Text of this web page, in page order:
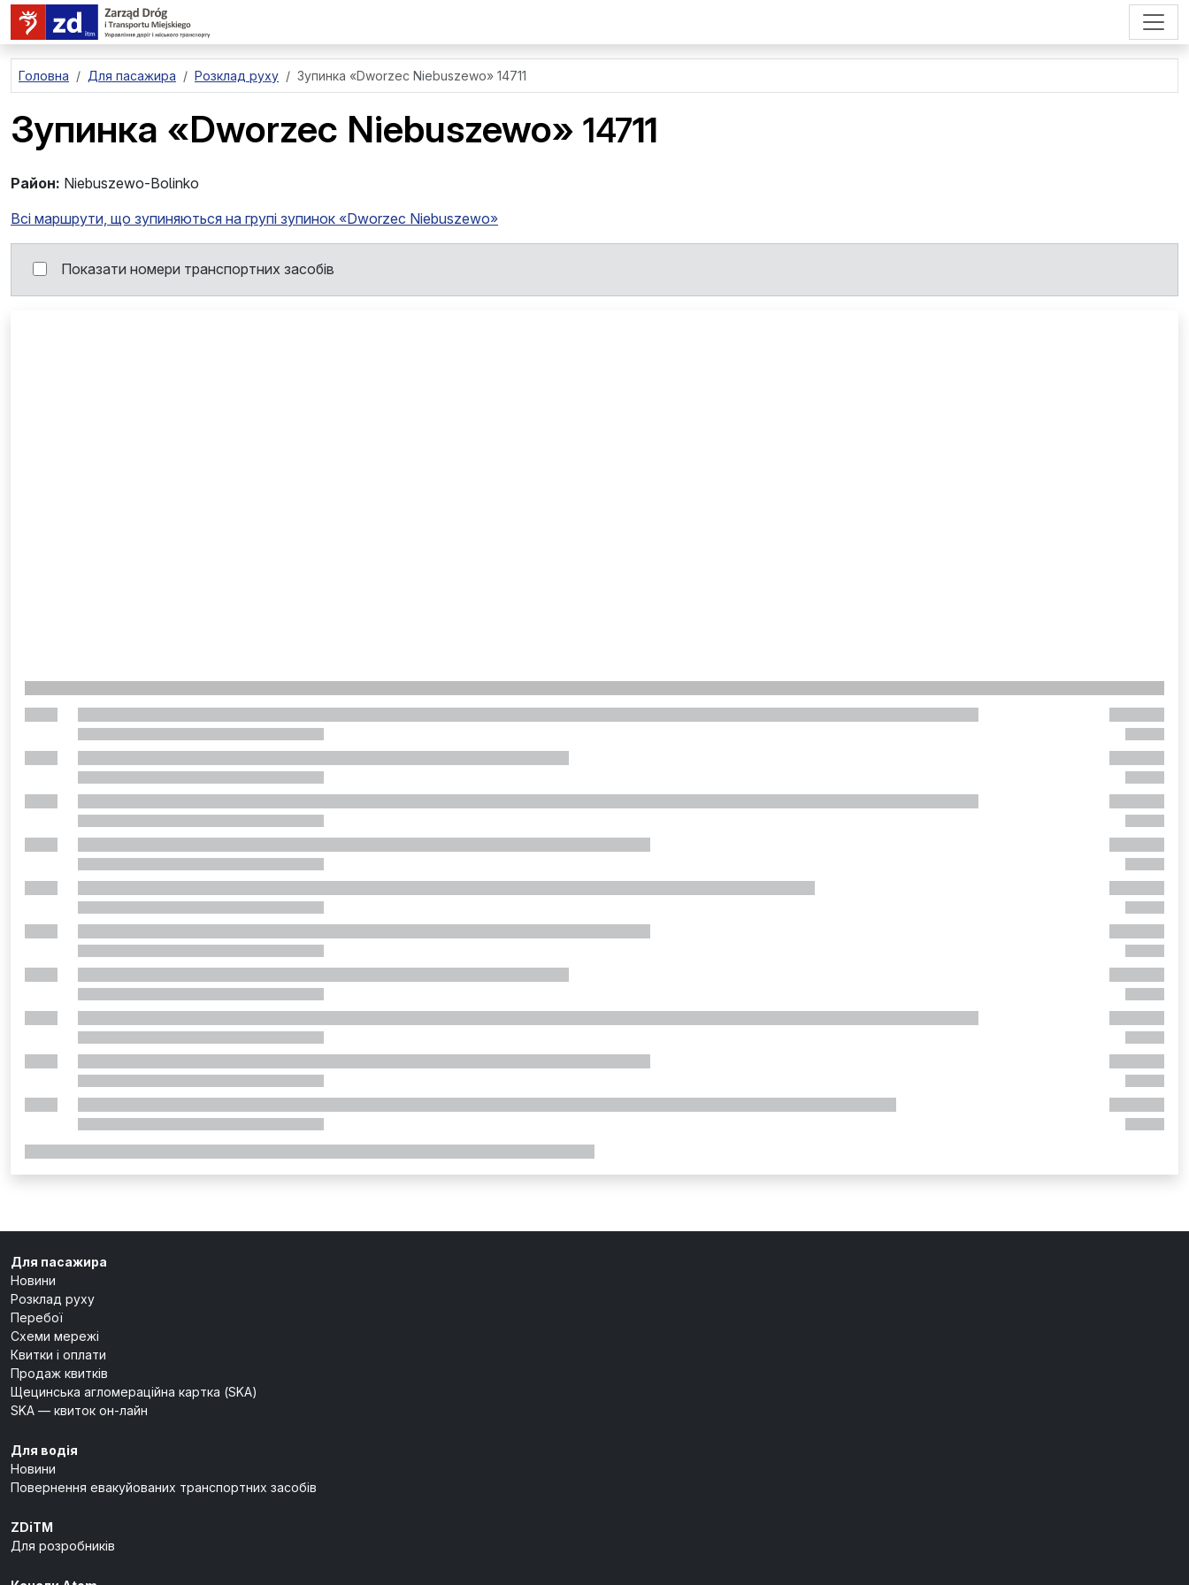
перейти до основного вмісту
Головна Для пасажира Розклад руху Зупинка «Dworzec Niebuszewo» 14711
Зупинка «Dworzec Niebuszewo» 14711
Район: Niebuszewo-Bolinko
Всі маршрути, що зупиняються на групі зупинок «Dworzec Niebuszewo»
Показати номери транспортних засобів
Для пасажира
Новини
Розклад руху
Перебої
Схеми мережі
Квитки і оплати
Продаж квитків
Щецинська агломераційна картка (SKA)
SKA — квиток он-лайн
Для водія
Новини
Повернення евакуйованих транспортних засобів
ZDiTM
Для розробників